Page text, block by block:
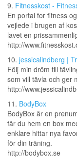
9. Fitnesskost -
En portal for fitness
vejlede i brugen af
lavet en
http://
10. jessicalindberg |
Följ min dröm till
som vill tävla och ger
http://
11. BodyBox
BodyBox är en
får du hem en box
enklare hittar nya
för din träning.
http://bodybox.se